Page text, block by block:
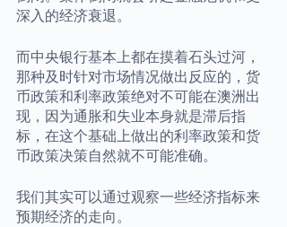
深入的经济衰退。
而中央银行基本上都在摸着石头过河，
那种及时针对市场情况做出反应的，货
币政策和利率政策绝对不可能在澳洲出
现，因为通胀和失业本身就是滞后指
标，在这个基础上做出的利率政策和货
币政策决策自然就不可能准确。
我们其实可以通过观察一些经济指标来
预期经济的走向。